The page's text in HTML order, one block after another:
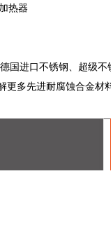
热器
国进口不锈钢、超级
更多先进耐腐蚀合金材